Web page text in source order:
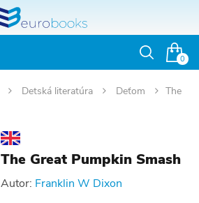
0
Otvoriť
Detská literatúra Deťom
The
The Great Pumpkin Smash
Autor: Franklin W Dixon